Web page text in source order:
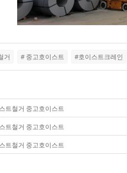
거 # 중고호이스트 #호이스트크레인
트철거 중고호이스트
트철거 중고호이스트
트철거 중고호이스트